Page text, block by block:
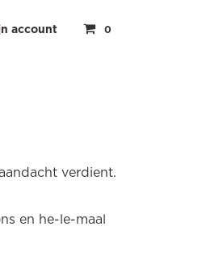
0
account
verdient.
en he-le-maal